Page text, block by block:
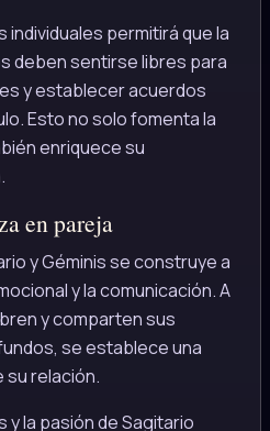
permitirá que la
deben sentirse libres para
y establecer acuerdos
Esto no solo fomenta la
enriquece su
en pareja
y Géminis se construye a
y la comunicación. A
y comparten sus
se establece una
relación.
y la pasión de Sagitario